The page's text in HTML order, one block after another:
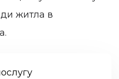
житла в